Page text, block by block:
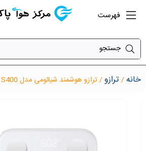
فهرست
خانه /ترازو/ ترازو هوشمند شیائومی مدل S400